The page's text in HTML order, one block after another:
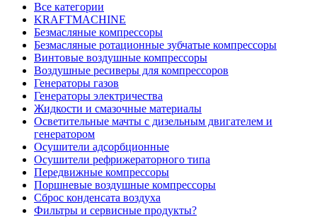
Все категории
KRAFTMACHINE
Безмасляные компрессоры
Безмасляные ротационные зубчатые компрессоры
Винтовые воздушные компрессоры
Воздушные ресиверы для компрессоров
Генераторы газов
Генераторы электричества
Жидкости и смазочные материалы
Осветительные мачты с дизельным двигателем и
генератором
Осушители адсорбционные
Осушители рефрижераторного типа
Передвижные компрессоры
Поршневые воздушные компрессоры
Сброс конденсата воздуха
Фильтры и сервисные продукты?